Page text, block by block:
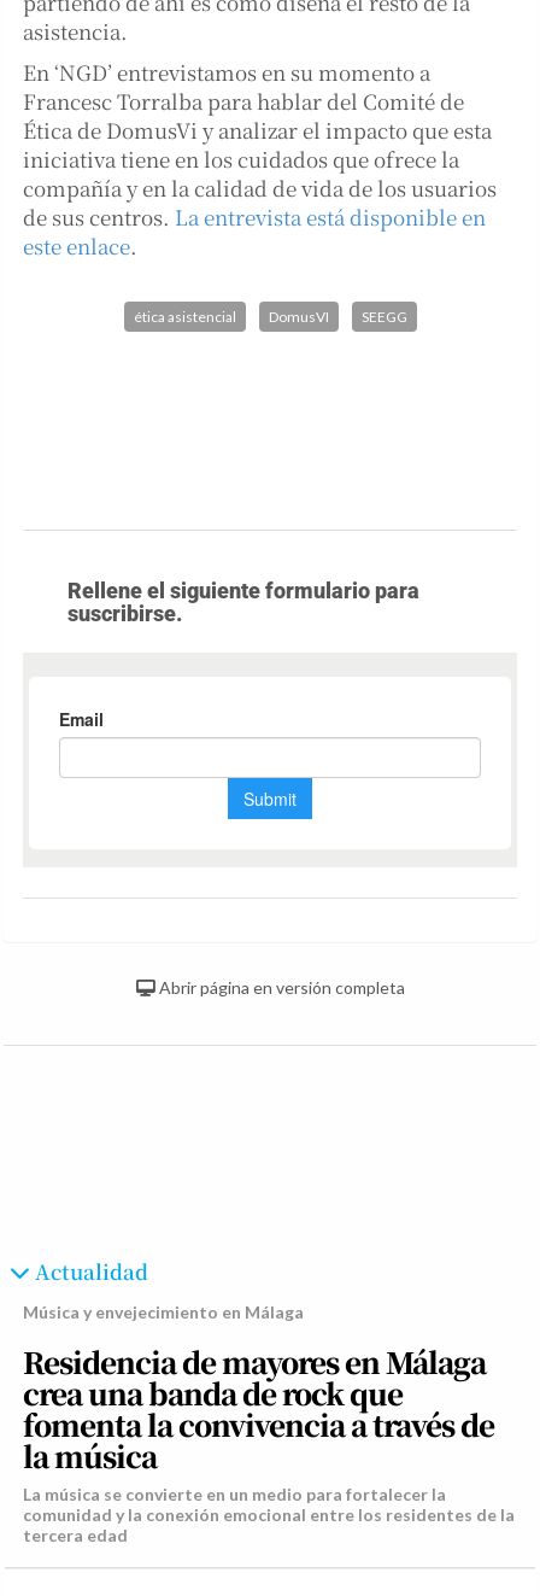
asistencia.
En ‘NGD’ entrevistamos en su momento a
Francesc Torralba para hablar del Comité de
Ética de DomusVi y analizar el impacto que esta
iniciativa tiene en los cuidados que ofrece la
compañía y en la calidad de vida de los usuarios
de sus centros. La entrevista está disponible en
este enlace.
ética asistencial DomusVI SEEGG
Rellene el siguiente formulario para
suscribirse.
Abrir página en versión completa
Actualidad
Música y envejecimiento en Málaga
Residencia de mayores en Málaga
crea una banda de rock que
fomenta la convivencia a través de
la música
La música se convierte en un medio para fortalecer la
comunidad y la conexión emocional entre los residentes de la
tercera edad